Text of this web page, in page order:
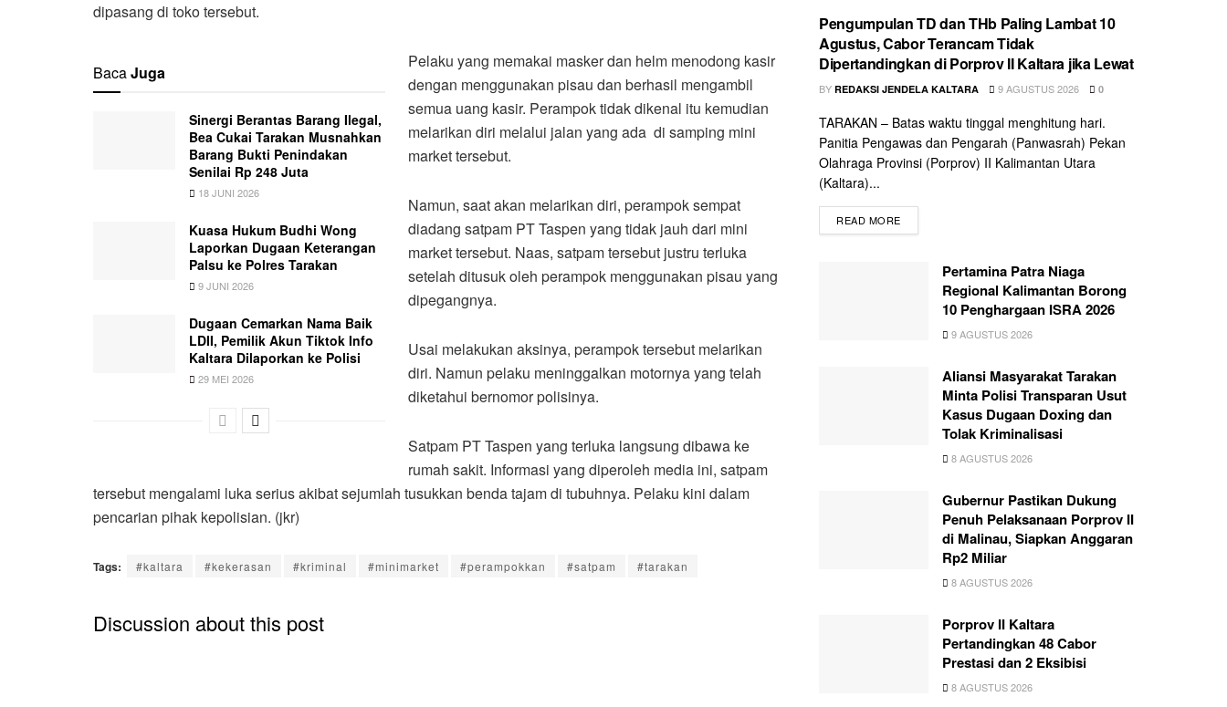
dipasang di toko tersebut.
BacaJuga
Sinergi Berantas Barang Ilegal,
Bea Cukai Tarakan Musnahkan
Barang Bukti Penindakan
Senilai Rp 248 Juta
18 JUNI 2026
Kuasa Hukum Budhi Wong
Laporkan Dugaan Keterangan
Palsu ke Polres Tarakan
9 JUNI 2026
Dugaan Cemarkan Nama Baik
LDII, Pemilik Akun Tiktok Info
Kaltara Dilaporkan ke Polisi
29 MEI 2026
Pelaku yang memakai masker dan helm menodong kasir
dengan menggunakan pisau dan berhasil mengambil
semua uang kasir. Perampok tidak dikenal itu kemudian
melarikan diri melalui jalan yang ada di samping mini
market tersebut.
Namun, saat akan melarikan diri, perampok sempat
diadang satpam PT Taspen yang tidak jauh dari mini
market tersebut. Naas, satpam tersebut justru terluka
setelah ditusuk oleh perampok menggunakan pisau yang
dipegangnya.
Usai melakukan aksinya, perampok tersebut melarikan
diri. Namun pelaku meninggalkan motornya yang telah
diketahui bernomor polisinya.
Satpam PT Taspen yang terluka langsung dibawa ke
rumah sakit. Informasi yang diperoleh media ini, satpam
tersebut mengalami luka serius akibat sejumlah tusukkan benda tajam di tubuhnya. Pelaku kini dalam
pencarian pihak kepolisian. (jkr)
Tags: #kaltara #kekerasan #kriminal #minimarket #perampokkan #satpam #tarakan
Discussion about this post
Pengumpulan TD dan THb Paling Lambat 10
Agustus, Cabor Terancam Tidak
Dipertandingkan di Porprov II Kaltara jika Lewat
BY REDAKSI JENDELA KALTARA 9 AGUSTUS 2026 0
TARAKAN – Batas waktu tinggal menghitung hari.
Panitia Pengawas dan Pengarah (Panwasrah) Pekan
Olahraga Provinsi (Porprov) II Kalimantan Utara
(Kaltara)...
READ MORE
Pertamina Patra Niaga
Regional Kalimantan Borong
10 Penghargaan ISRA 2026
9 AGUSTUS 2026
Aliansi Masyarakat Tarakan
Minta Polisi Transparan Usut
Kasus Dugaan Doxing dan
Tolak Kriminalisasi
8 AGUSTUS 2026
Gubernur Pastikan Dukung
Penuh Pelaksanaan Porprov II
di Malinau, Siapkan Anggaran
Rp2 Miliar
8 AGUSTUS 2026
Porprov II Kaltara
Pertandingkan 48 Cabor
Prestasi dan 2 Eksibisi
8 AGUSTUS 2026